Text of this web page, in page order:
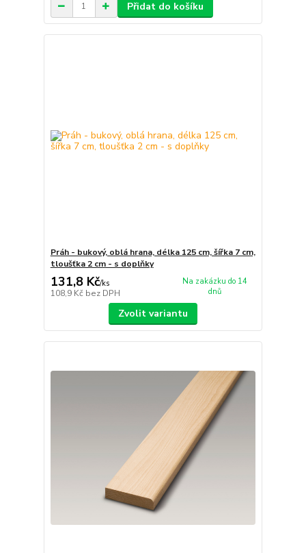
Přidat do košíku
Práh - bukový, oblá hrana, délka 125 cm, šířka 7 cm,
tloušťka 2 cm - s doplňky
131,8 Kč/ks
108,9 Kč bez DPH
Na zakázku do 14
dnů
Zvolit variantu